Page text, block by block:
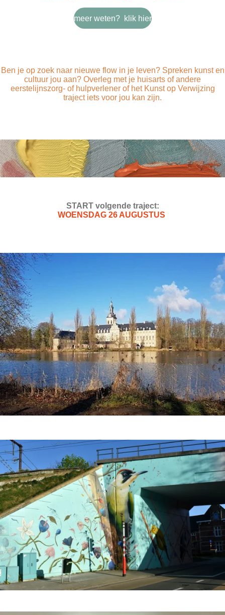
meer weten? klik hier
Ben je op zoek naar nieuwe flow in je leven? Spreken kunst en
cultuur jou aan? Overleg met je huisarts of andere
eerstelijnszorg- of hulpverlener of het Kunst op Verwijzing
traject iets voor jou kan zijn.
START volgende traject:
WOENSDAG 26 AUGUSTUS